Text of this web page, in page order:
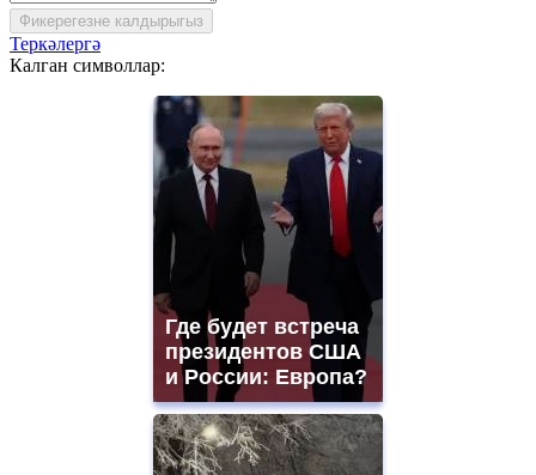
Фикерегезне калдырыгыз
Теркәлергә
Калган символлар:
Где будет встреча
президентов США
и России: Европа?